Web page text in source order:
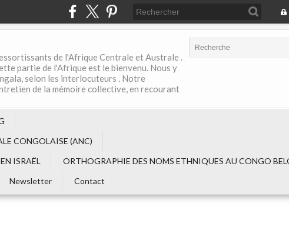
de l'Afrique Centrale et Australe .
partie de l'Afrique est le bienvenu. Nous y
selon les interlocuteurs . Notre
de la mémoire collective, en recourant
CONGOLAISE (ANC)
ISRAËL
ORTHOGRAPHIE DES NOMS ETHNIQUES AU CONGO
Newsletter Contact